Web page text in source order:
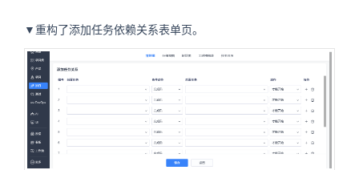
▼重构了添加任务依赖关系表单页。